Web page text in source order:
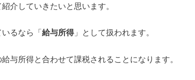
介していきたいと思います。
るなら「 給与所得」として扱われます。
与所得と合わせて課税されることになります。